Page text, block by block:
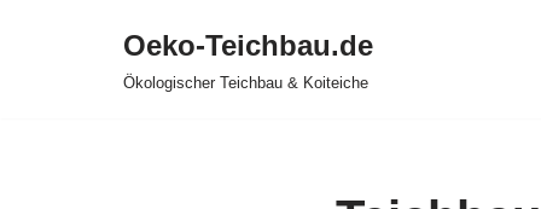
Oeko-Teichbau.de
Ökologischer Teichbau & Koiteiche